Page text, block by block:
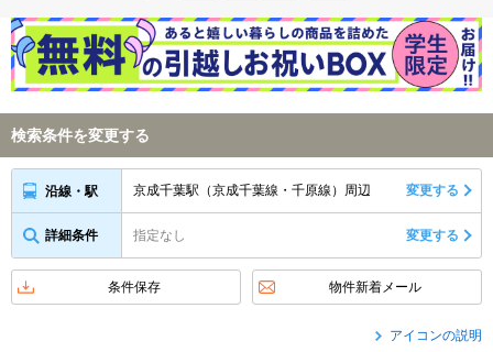
検索条件を変更する
沿線・駅 京成千葉駅（京成千葉線・千原線）周辺 変更する
詳細条件 指定なし 変更する
条件保存 物件新着メール
アイコンの説明